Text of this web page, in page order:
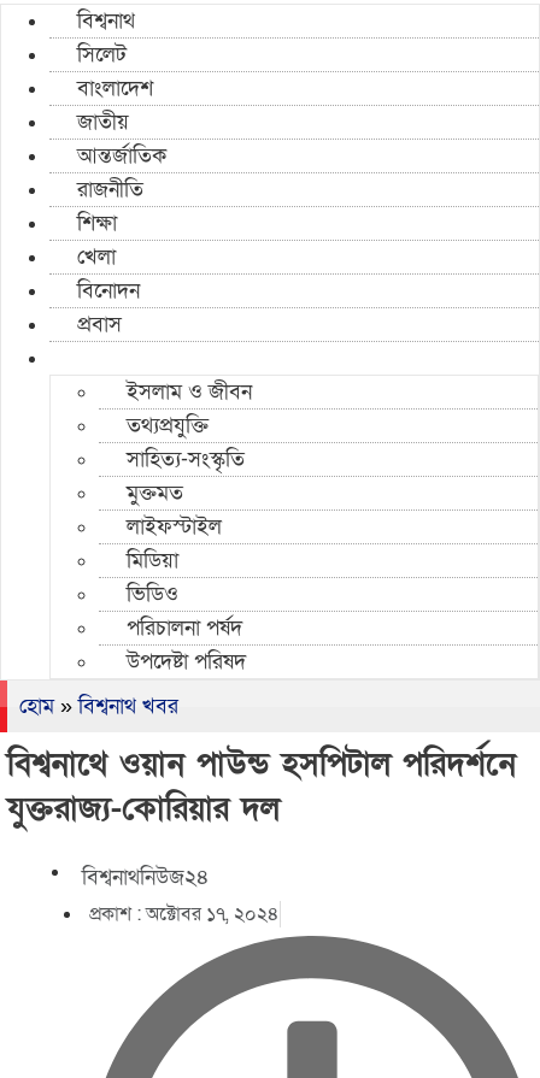
বিশ্বনাথ
সিলেট
বাংলাদেশ
জাতীয়
আন্তর্জাতিক
রাজনীতি
শিক্ষা
খেলা
বিনোদন
প্রবাস
ইসলাম ও জীবন
তথ্যপ্রযুক্তি
সাহিত্য-সংস্কৃতি
মুক্তমত
লাইফস্টাইল
মিডিয়া
ভিডিও
পরিচালনা পর্ষদ
উপদেষ্টা পরিষদ
হোম»বিশ্বনাথ খবর
বিশ্বনাথে ওয়ান পাউন্ড হসপিটাল পরিদর্শনে
যুক্তরাজ্য-কোরিয়ার দল
বিশ্বনাথনিউজ২৪
প্রকাশ :অক্টোবর ১৭, ২০২৪